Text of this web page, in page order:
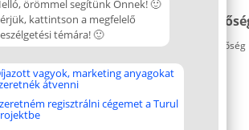
örömmel segítünk Önnek! 🙂
kattintson a megfelelő
témára! 🙂
vagyok, marketing anyagokat
átvenni
regisztrálni cégemet a Turul
S.R.L.
Ap. 13
53-238
425 71
Népszavazás
Nyertesek
díjazottak
Szabályok
Státusz
Elérhetőség